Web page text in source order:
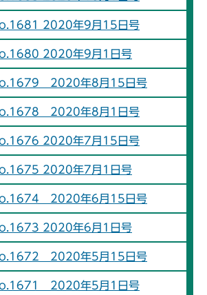
2020年9月15日号
2020年9月1日号
2020年8月15日号
2020年8月1日号
2020年7月15日号
2020年7月1日号
2020年6月15日号
2020年6月1日号
2020年5月15日号
2020年5月1日号